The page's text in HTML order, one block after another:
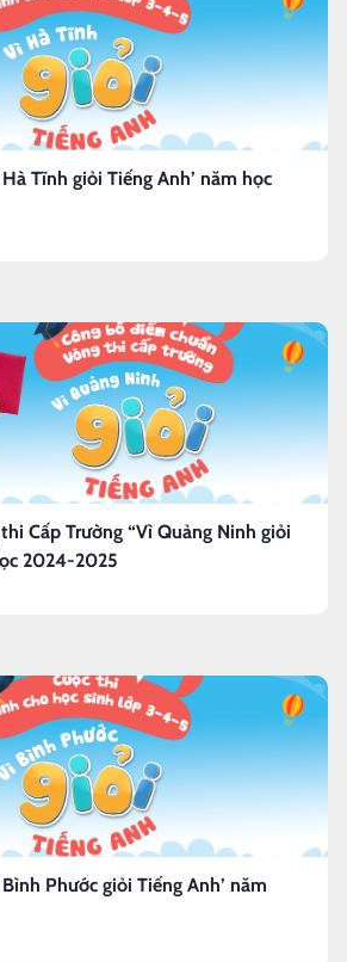
Tĩnh giỏi Tiếng Anh’ năm học
Cấp Trường “Vì Quảng Ninh giỏi
2024-2025
Phước giỏi Tiếng Anh’ năm